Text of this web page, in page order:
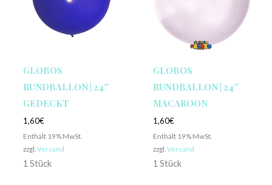
GLOBOS
RUNDBALLON | 24″
GEDECKT
1,60€
Enthält 19% MwSt.
zzgl. Versand
1 Stück
GLOBOS
RUNDBALLON | 24″
MACAROON
1,60€
Enthält 19% MwSt.
zzgl. Versand
1 Stück